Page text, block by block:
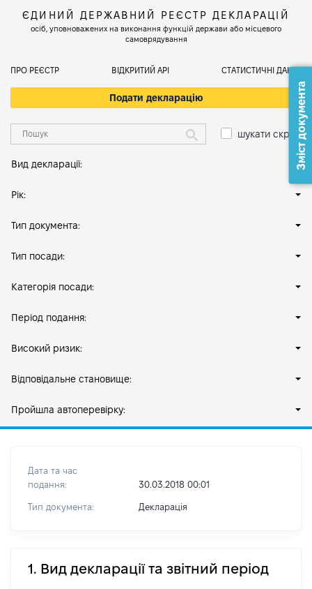
ЄДИНИЙ ДЕРЖАВНИЙ РЕЄСТР ДЕКЛАРАЦІЙ
осіб, уповноважених на виконання функцій держави або місцевого
самоврядування
ПРО РЕЄСТР ВІДКРИТИЙ АРІ СТАТИСТИЧНІ ДАНІ
Подати декларацію
шукати скрізь
Вид декларації:
Рік:
Тип документа:
Тип посади:
Категорія посади:
Період подання:
Високий ризик:
Відповідальне становище:
Пройшла автоперевірку:
Дата та час
подання:
30.03.2018 00:01
Тип документа: Декларація
1. Вид декларації та звітний період
Зміст документа